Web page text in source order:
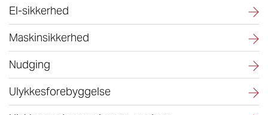
El-sikkerhed
Maskinsikkerhed
Nudging
Ulykkesforebyggelse